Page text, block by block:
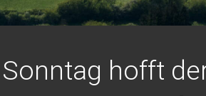
Sonntag hofft